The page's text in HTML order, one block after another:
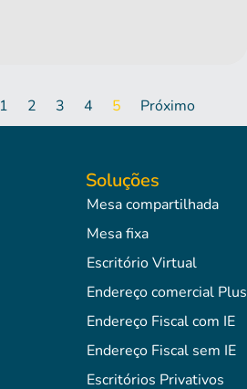
1 2 3 4 5 Próximo
Soluções
Mesa compartilhada
Mesa fixa
Escritório Virtual
Endereço comercial Plus
Endereço Fiscal com IE
Endereço Fiscal sem IE
Escritórios Privativos